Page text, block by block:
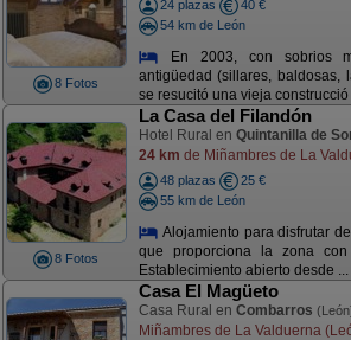
8 Fotos
24 plazas
40 €
54 km de León
En 2003, con sobrios
antigüedad (sillares, baldosas,
se resucitó una vieja construcció
8 Fotos
La Casa del Filandón
Hotel Rural en Quintanilla de
24 km de Miñambres de La
48 plazas
25 €
55 km de León
Alojamiento para disfrutar
que proporciona la zona
Establecimiento abierto desde ...
Casa El Magüeto
Casa Rural en Combarros
Miñambres de La Valduerna